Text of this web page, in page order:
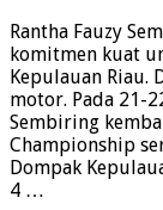
Rantha Fauzy
komitmen kuat
Kepulauan Riau.
motor. Pada 21-
Sembiring
Championship
Dompak
4 …